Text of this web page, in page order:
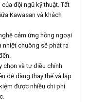
đội ngũ kỹ thuật. Tất
Kawasan và khách
cảm ứng hồng ngoại
nhiệt chuông sẽ phát ra
chọn và tự điều chỉnh
dễ dàng thay thế và lắp
được nhiều chi phí